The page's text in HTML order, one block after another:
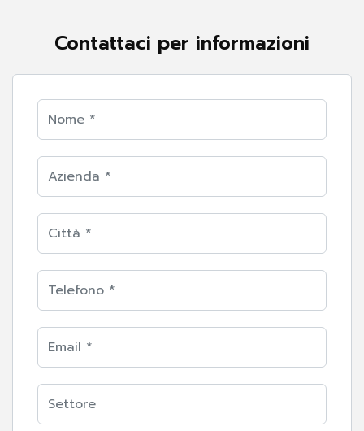
Contattaci per informazioni